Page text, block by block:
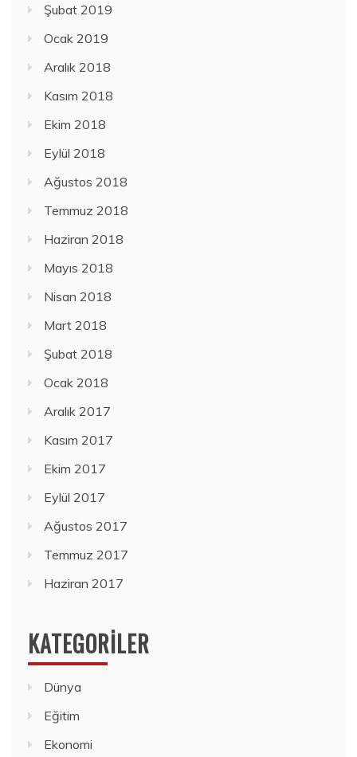
Şubat 2019
Ocak 2019
Aralık 2018
Kasım 2018
Ekim 2018
Eylül 2018
Ağustos 2018
Temmuz 2018
Haziran 2018
Mayıs 2018
Nisan 2018
Mart 2018
Şubat 2018
Ocak 2018
Aralık 2017
Kasım 2017
Ekim 2017
Eylül 2017
Ağustos 2017
Temmuz 2017
Haziran 2017
KATEGORILER
Dünya
Eğitim
Ekonomi